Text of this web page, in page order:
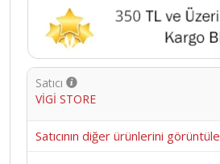
Satıcı
VİGİ STORE
Satıcının diğer ürünlerini görüntüle